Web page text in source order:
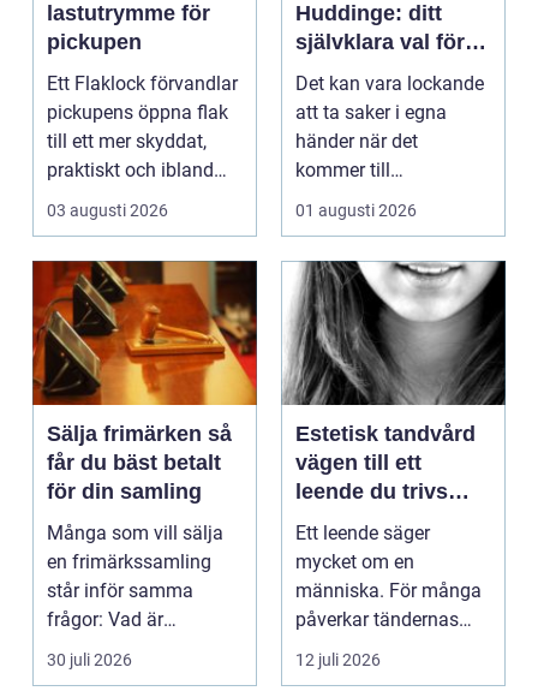
lastutrymme för
pickupen
Ett Flaklock förvandlar
pickupens öppna flak
till ett mer skyddat,
praktiskt och ibland
också mer br...
03 augusti 2026
Huddinge: ditt
självklara val för
säker elinstallation
Det kan vara lockande
att ta saker i egna
händer när det
kommer till
hemförbättr...
01 augusti 2026
Sälja frimärken så
får du bäst betalt
för din samling
Många som vill sälja
en frimärkssamling
står inför samma
frågor: Vad är
samlingen värd? Var
vänder m...
30 juli 2026
Estetisk tandvård
vägen till ett
leende du trivs
med
Ett leende säger
mycket om en
människa. För många
påverkar tändernas
utseende både
självförtroendet ...
12 juli 2026